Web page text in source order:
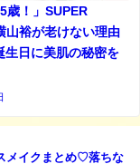
歳！」SUPER
山裕が老けない理由
生日に美肌の秘密を
メイクまとめ♡落ちな